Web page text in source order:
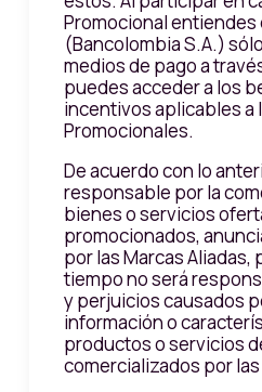
Promocional entiendes
(Bancolombia S.A.)
medios de pago a
puedes acceder a los
incentivos aplicables a
Promocionales.
De acuerdo con lo
responsable por la
bienes o servicios
promocionados,
por las Marcas Aliadas,
tiempo no será
y perjuicios causados
información o
productos o servicios
comercializados por